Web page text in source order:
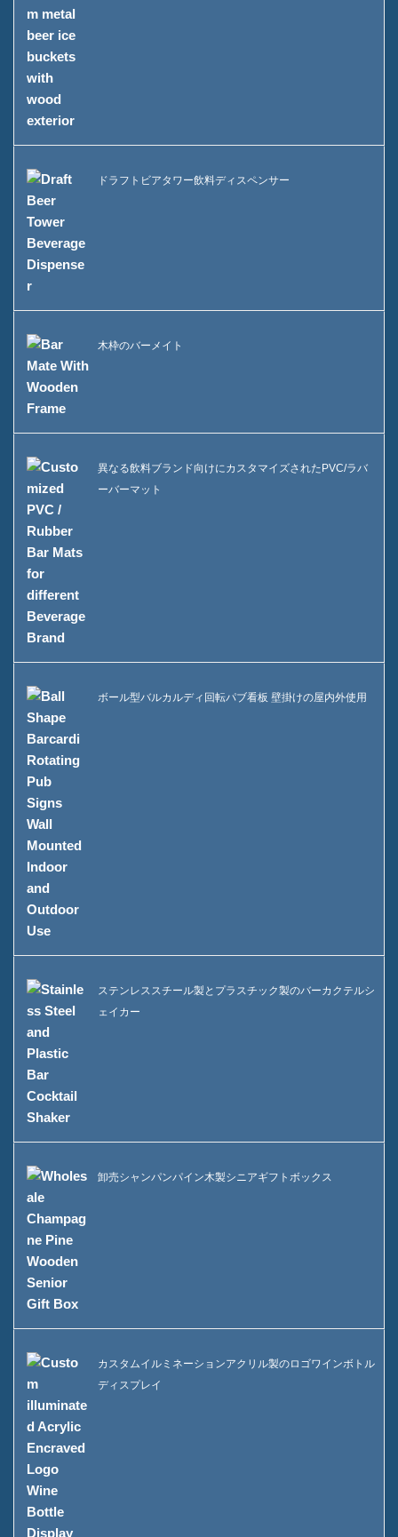
ドラフトビアタワー飲料ディスペンサー
木枠のバーメイト
異なる飲料ブランド向けにカスタマイズされたPVC/ラバ
ーバーマット
ボール型バルカルディ回転パブ看板 壁掛けの屋内外使用
ステンレススチール製とプラスチック製のバーカクテルシ
ェイカー
卸売シャンパンパイン木製シニアギフトボックス
カスタムイルミネーションアクリル製のロゴワインボトル
ディスプレイ